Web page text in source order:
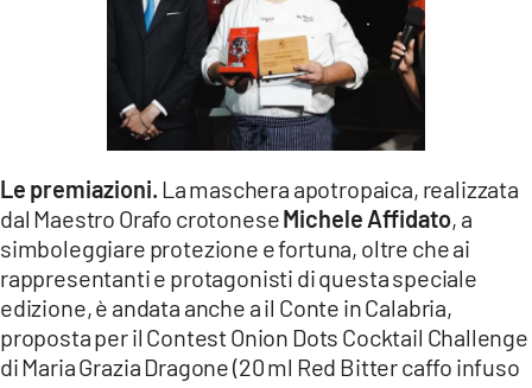
Le premiazioni. La maschera apotropaica, realizzata
dal Maestro Orafo crotoneseMichele Affidato, a
simboleggiare protezione e fortuna, oltre che ai
rappresentanti e protagonisti di questa speciale
edizione, è andata anche a il Conte in Calabria,
proposta per il Contest Onion Dots Cocktail Challenge
di Maria Grazia Dragone (20 ml Red Bitter caffo infuso